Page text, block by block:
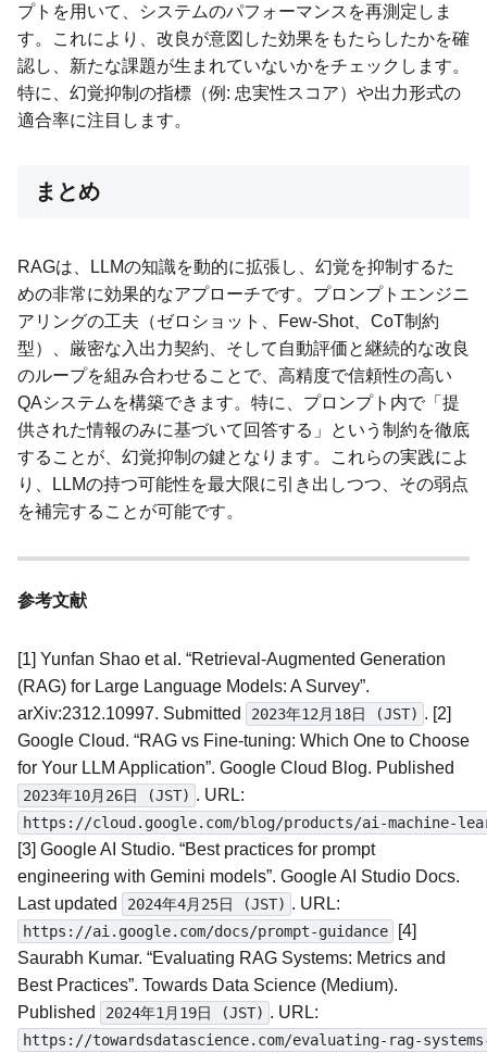
プトを用いて、システムのパフォーマンスを再測定しま
す。これにより、改良が意図した効果をもたらしたかを確
認し、新たな課題が生まれていないかをチェックします。
特に、幻覚抑制の指標（例: 忠実性スコア）や出力形式の
適合率に注目します。
まとめ
RAGは、LLMの知識を動的に拡張し、幻覚を抑制するた
めの非常に効果的なアプローチです。プロンプトエンジニ
アリングの工夫（ゼロショット、Few-Shot、CoT制約
型）、厳密な入出力契約、そして自動評価と継続的な改良
のループを組み合わせることで、高精度で信頼性の高い
QAシステムを構築できます。特に、プロンプト内で「提
供された情報のみに基づいて回答する」という制約を徹底
することが、幻覚抑制の鍵となります。これらの実践によ
り、LLMの持つ可能性を最大限に引き出しつつ、その弱点
を補完することが可能です。
参考文献
[1] Yunfan Shao et al. “Retrieval-Augmented Generation
(RAG) for Large Language Models: A Survey”.
arXiv:2312.10997. Submitted
2023年12月18日 (JST) . [2]
Google Cloud. “RAG vs Fine-tuning: Which One to Choose
for Your LLM Application”. Google Cloud Blog. Published
2023年10月26日 (JST) . URL:
https://cloud.google.com/blog/products/ai-machine-
[3] Google AI Studio. “Best practices for prompt
engineering with Gemini models”. Google AI Studio Docs.
Last updated
2024年4月25日 (JST) . URL:
https://ai.google.com/docs/prompt-guidance
[4]
Saurabh Kumar. “Evaluating RAG Systems: Metrics and
Best Practices”. Towards Data Science (Medium).
Published
2024年1月19日 (JST) . URL:
https://towardsdatascience.com/evaluating-rag-